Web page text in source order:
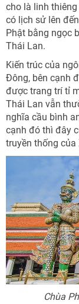
cho là linh
có lịch sử lên
Phật bằng ngọc
Thái Lan.
Kiến trúc của
Đông, bên cạnh
được trang trí tỉ
Thái Lan vẫn
nghĩa cầu bình
cạnh đó thì đây
truyền thống của
Chùa